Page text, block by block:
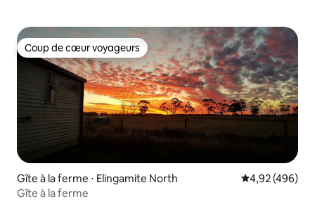
Coup de cœur voyageurs
Coup de cœur voyageurs
Gîte à la ferme ⋅ Elingamite North Évaluation
4,92 (496)
Gîte à la ferme